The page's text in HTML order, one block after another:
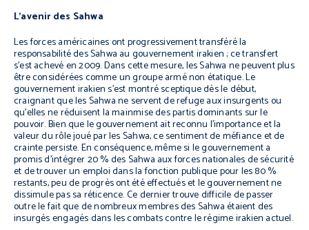
L’avenir des Sahwa
Les forces américaines ont progressivement transféré la
responsabilité des Sahwa au gouvernement irakien ; ce transfert
s’est achevé en 2009. Dans cette mesure, les Sahwa ne peuvent plus
être considérées comme un groupe armé non étatique. Le
gouvernement irakien s’est montré sceptique dès le début,
craignant que les Sahwa ne servent de refuge aux insurgents ou
qu’elles ne réduisent la mainmise des partis dominants sur le
pouvoir. Bien que le gouvernement ait reconnu l’importance et la
valeur du rôle joué par les Sahwa, ce sentiment de méfiance et de
crainte persiste. En conséquence, même si le gouvernement a
promis d’intégrer 20 % des Sahwa aux forces nationales de sécurité
et de trouver un emploi dans la fonction publique pour les 80 %
restants, peu de progrès ont été effectués et le gouvernement ne
dissimule pas sa réticence. Ce dernier trouve difficile de passer
outre le fait que de nombreux membres des Sahwa étaient des
insurgés engagés dans les combats contre le régime irakien actuel.